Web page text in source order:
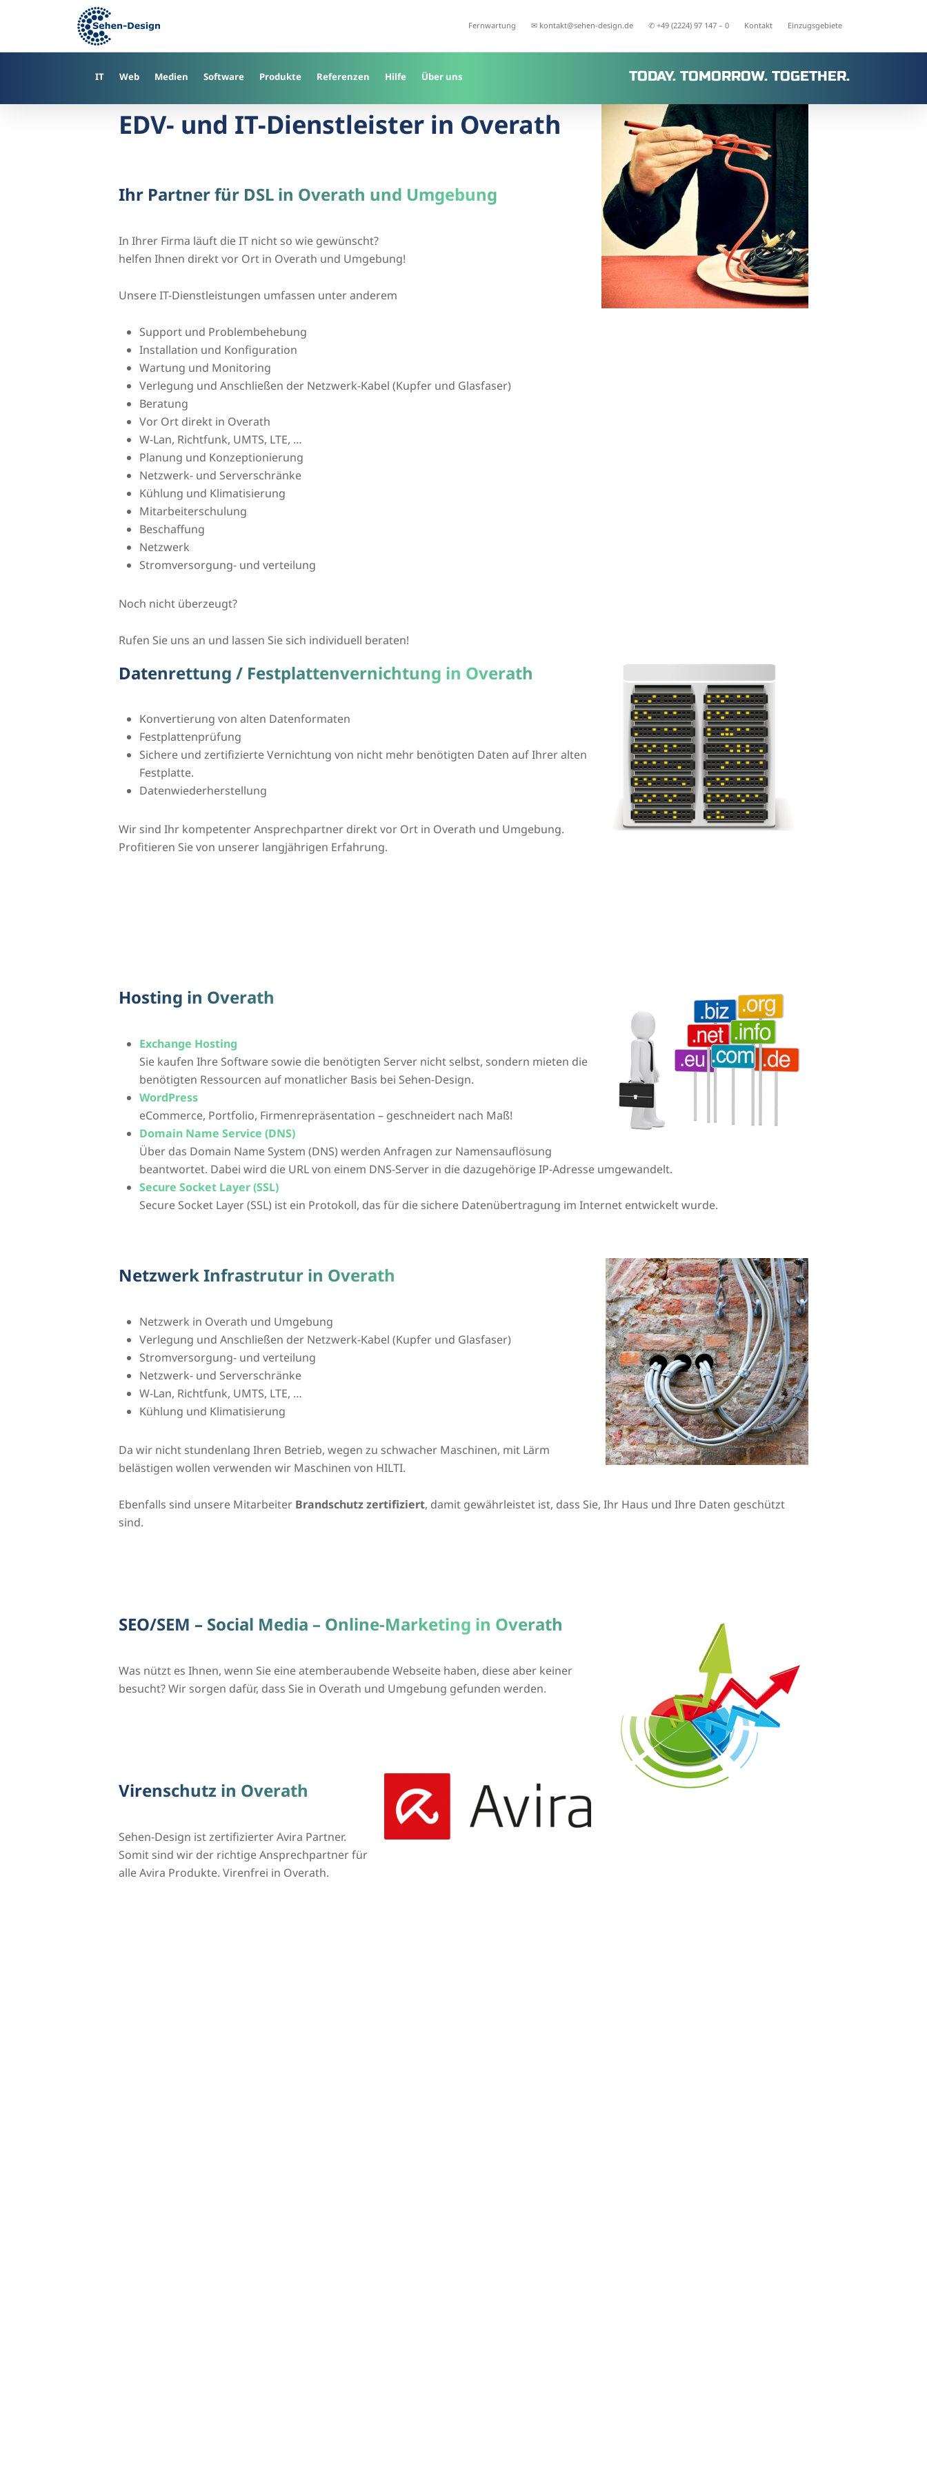
Fernwartung ✉ kontakt@sehen-design.de ✆ +49 (2224) 97 147 – 0 Kontakt Einzugsgebiete
IT Web Medien Software Produkte Referenzen Hilfe Über uns TODAY. TOMORROW. TOGETHER.
EDV- und IT-Dienstleister in Overath
Ihr Partner für DSL in Overath und Umgebung
In Ihrer Firma läuft die IT nicht so wie gewünscht?
helfen Ihnen direkt vor Ort in Overath und Umgebung!
Unsere IT-Dienstleistungen umfassen unter anderem
Support und Problembehebung
Installation und Konfiguration
Wartung und Monitoring
Verlegung und Anschließen der Netzwerk-Kabel (Kupfer und Glasfaser)
Beratung
Vor Ort direkt in Overath
W-Lan, Richtfunk, UMTS, LTE, …
Planung und Konzeptionierung
Netzwerk- und Serverschränke
Kühlung und Klimatisierung
Mitarbeiterschulung
Beschaffung
Netzwerk
Stromversorgung- und verteilung
Noch nicht überzeugt?
Rufen Sie uns an und lassen Sie sich individuell beraten!
Datenrettung / Festplattenvernichtung in Overath
Konvertierung von alten Datenformaten
Festplattenprüfung
Sichere und zertifizierte Vernichtung von nicht mehr benötigten Daten auf Ihrer alten
Festplatte.
Datenwiederherstellung
Wir sind Ihr kompetenter Ansprechpartner direkt vor Ort in Overath und Umgebung.
Profitieren Sie von unserer langjährigen Erfahrung.
Hosting in Overath
Exchange Hosting
Sie kaufen Ihre Software sowie die benötigten Server nicht selbst, sondern mieten die
benötigten Ressourcen auf monatlicher Basis bei Sehen-Design.
WordPress
eCommerce, Portfolio, Firmenrepräsentation – geschneidert nach Maß!
Domain Name Service (DNS)
Über das Domain Name System (DNS) werden Anfragen zur Namensauflösung
beantwortet. Dabei wird die URL von einem DNS-Server in die dazugehörige IP-Adresse umgewandelt.
Secure Socket Layer (SSL)
Secure Socket Layer (SSL) ist ein Protokoll, das für die sichere Datenübertragung im Internet entwickelt wurde.
Netzwerk Infrastrutur in Overath
Netzwerk in Overath und Umgebung
Verlegung und Anschließen der Netzwerk-Kabel (Kupfer und Glasfaser)
Stromversorgung- und verteilung
Netzwerk- und Serverschränke
W-Lan, Richtfunk, UMTS, LTE, …
Kühlung und Klimatisierung
Da wir nicht stundenlang Ihren Betrieb, wegen zu schwacher Maschinen, mit Lärm
belästigen wollen verwenden wir Maschinen von HILTI.
Ebenfalls sind unsere Mitarbeiter Brandschutz zertifiziert, damit gewährleistet ist, dass Sie, Ihr Haus und Ihre Daten geschützt
sind.
SEO/SEM – Social Media – Online-Marketing in Overath
Was nützt es Ihnen, wenn Sie eine atemberaubende Webseite haben, diese aber keiner
besucht? Wir sorgen dafür, dass Sie in Overath und Umgebung gefunden werden.
Virenschutz in Overath
Sehen-Design ist zertifizierter Avira Partner.
Somit sind wir der richtige Ansprechpartner für
alle Avira Produkte. Virenfrei in Overath.